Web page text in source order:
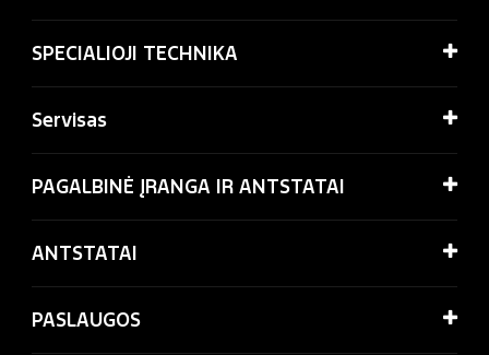
SPECIALIOJI TECHNIKA
Servisas
PAGALBINĖ ĮRANGA IR ANTSTATAI
ANTSTATAI
PASLAUGOS